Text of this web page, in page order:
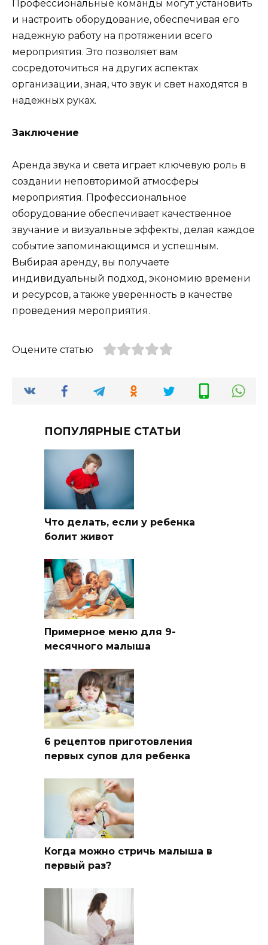
Профессиональные команды могут установить
и настроить оборудование, обеспечивая его
надежную работу на протяжении всего
мероприятия. Это позволяет вам
сосредоточиться на других аспектах
организации, зная, что звук и свет находятся в
надежных руках.
Заключение
Аренда звука и света играет ключевую роль в
создании неповторимой атмосферы
мероприятия. Профессиональное
оборудование обеспечивает качественное
звучание и визуальные эффекты, делая каждое
событие запоминающимся и успешным.
Выбирая аренду, вы получаете
индивидуальный подход, экономию времени
и ресурсов, а также уверенность в качестве
проведения мероприятия.
Оцените статью
ПОПУЛЯРНЫЕ СТАТЬИ
Что делать, если у ребенка
болит живот
Примерное меню для 9-
месячного малыша
6 рецептов приготовления
первых супов для ребенка
Когда можно стричь малыша в
первый раз?